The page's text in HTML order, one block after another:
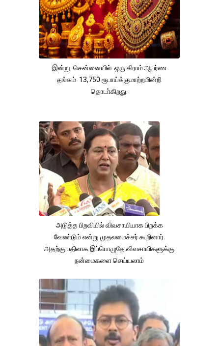
இன்று சென்னையில் ஒரு கிராம் ஆபர்ண
தங்கம் 13,750 ரூபாய்க்குமாற்றமின்றி
தொடா்கிறது.
அடுத்த பிறவியில் விவசாயியாக பிறக்க
வேண்டும் என்று முதலமைச்சர் கூறினார்.
அதற்கு பதிலாக இப்பொழுதே விவசாயிகளுக்கு
நன்மைகளை செய்யலாம்